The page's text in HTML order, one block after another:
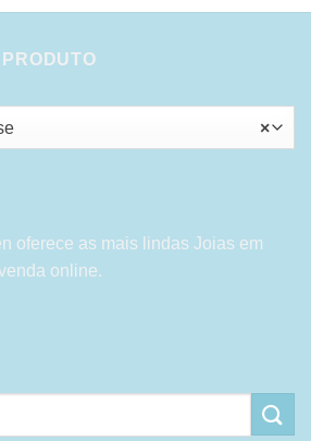
×
oferece as mais lindas Joias em
online.